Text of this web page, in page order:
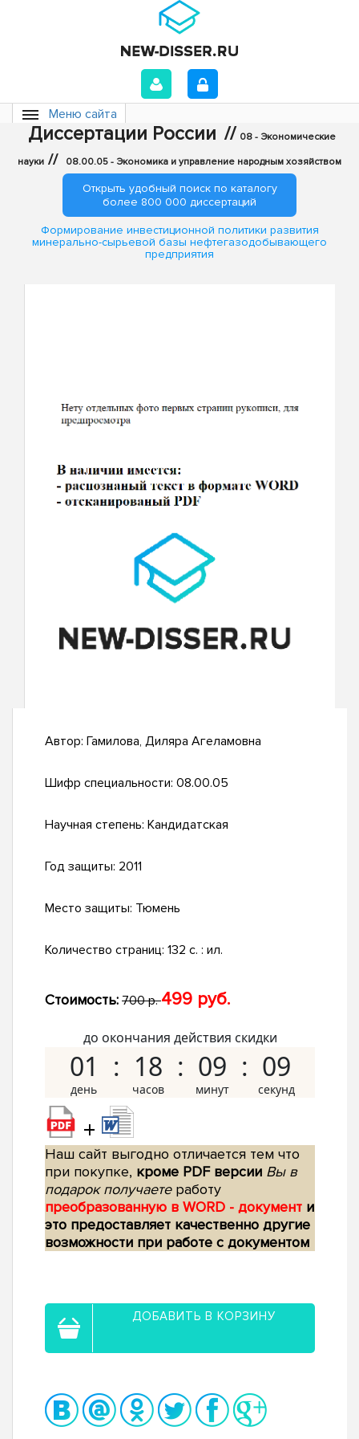
Меню сайта
Диссертации России // 08 - Экономические
науки // 08.00.05 - Экономика и управление народным хозяйством
Открыть удобный поиск по каталогу
более 800 000 диссертаций
Формирование инвестиционной политики развития
минерально-сырьевой базы нефтегазодобывающего
предприятия
Автор: Гамилова, Диляра Агеламовна
Шифр специальности: 08.00.05
Научная степень: Кандидатская
Год защиты: 2011
Место защиты: Тюмень
Количество страниц: 132 с. : ил.
Стоимость: 700 р.499 руб.
до окончания действия скидки
01 18 09 08
+
Наш сайт выгодно отличается тем что
при покупке, кроме PDF версии Вы в
подарок получаетеработу
преобразованную в WORD - документ и
это предоставляет качественно другие
возможности при работе с документом
ДОБАВИТЬ В КОРЗИНУ